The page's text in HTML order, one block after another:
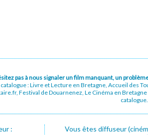
pas à nous signaler un film manquant, un
: Livre et Lecture en Bretagne, Accueil des
Festival de Douarnenez, Le Cinéma en
catalogue.
:
Vous êtes diffuseur